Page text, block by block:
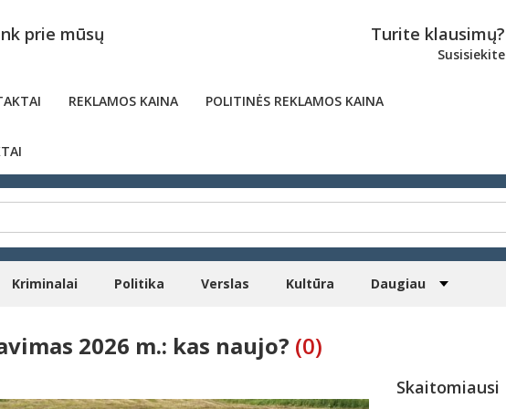
prie mūsų Turite klausimų?
Susisiekite
REKLAMOS KAINA POLITINĖS REKLAMOS KAINA
Kriminalai Politika Verslas Kultūra Daugiau
2026 m.: kas naujo? (0)
Skaitomiausi